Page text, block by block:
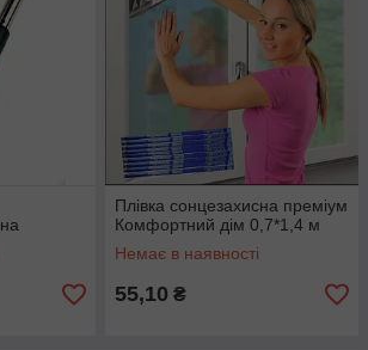
Плівка сонцезахисна преміум
Комфортний дім 0,7*1,4 м
Немає в наявності
55,10 ₴